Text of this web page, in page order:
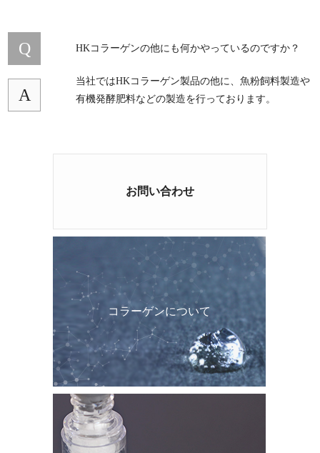
Q HKコラーゲンの他にも何かやっているのですか？
A
当社ではHKコラーゲン製品の他に、魚粉飼料製造や
有機発酵肥料などの製造を行っております。
お問い合わせ
コラーゲンについて